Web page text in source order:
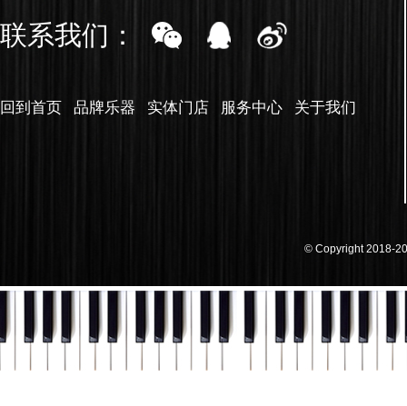
联系我们：
回到首页 品牌乐器 实体门店 服务中心 关于我们
© Copyright 2018-